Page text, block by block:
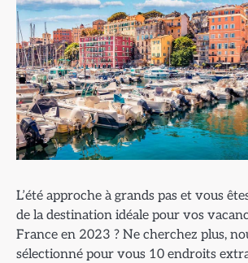
L’été approche à grands pas et vous
de la destination idéale pour vos
France en 2023 ? Ne cherchez plus,
sélectionné pour vous 10 endroits